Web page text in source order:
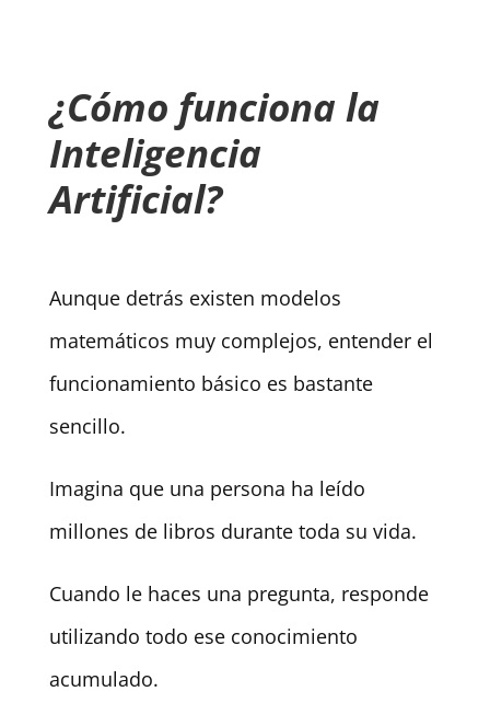
¿Cómo funciona la
Inteligencia
Artificial?
Aunque detrás existen modelos
matemáticos muy complejos, entender el
funcionamiento básico es bastante
sencillo.
Imagina que una persona ha leído
millones de libros durante toda su vida.
Cuando le haces una pregunta, responde
utilizando todo ese conocimiento
acumulado.